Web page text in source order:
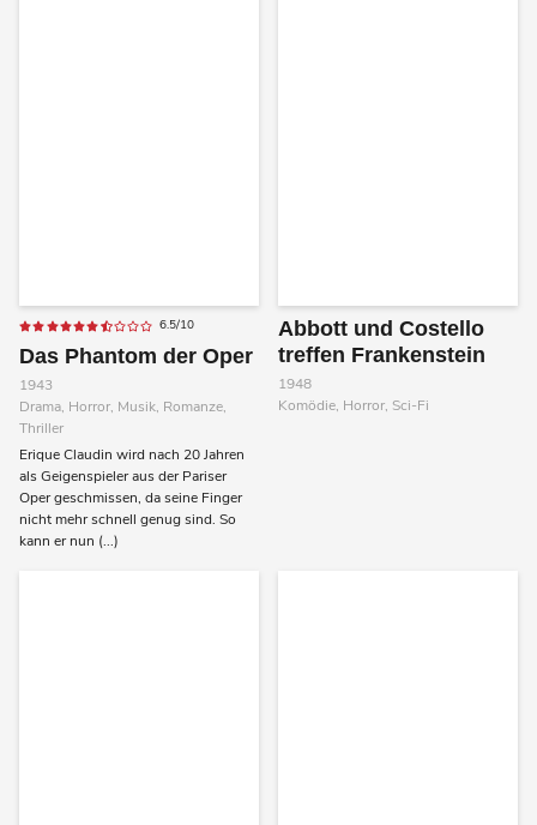
6.5/10
Das Phantom der Oper
1943
Drama, Horror, Musik, Romanze,
Thriller
Erique Claudin wird nach 20 Jahren
als Geigenspieler aus der Pariser
Oper geschmissen, da seine Finger
nicht mehr schnell genug sind. So
kann er nun (...)
Abbott und Costello
treffen Frankenstein
1948
Komödie, Horror, Sci-Fi